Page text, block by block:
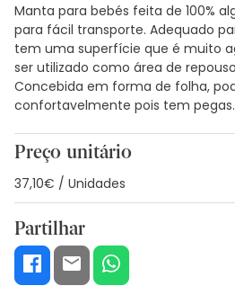
Manta para bebés feita de 100%
para fácil transporte. Adequado
tem uma superfície que é muito
ser utilizado como área de
Concebida em forma de folha,
confortavelmente pois tem
Preço unitário
37,10€ / Unidades
Partilhar